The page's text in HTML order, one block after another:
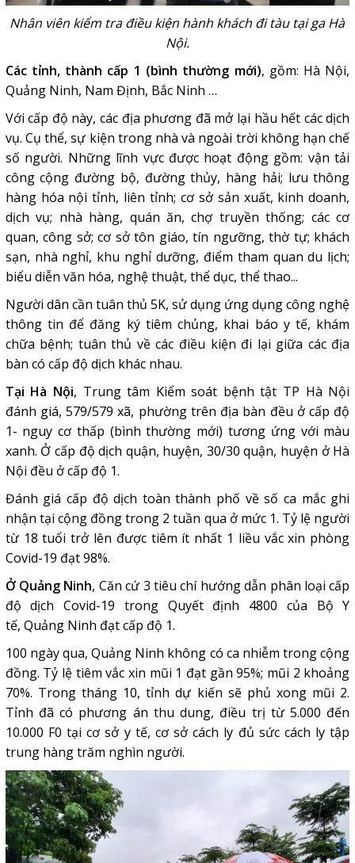
Nhân viên kiểm tra điều kiện hành khách đi tàu tại ga Hà
Nội.
Các tỉnh, thành cấp 1 (bình thường mới), gồm: Hà Nội,
Quảng Ninh, Nam Định, Bắc Ninh …
Với cấp độ này, các địa phương đã mở lại hầu hết các dịch
vụ. Cụ thể, sự kiện trong nhà và ngoài trời không hạn chế
số người. Những lĩnh vực được hoạt động gồm: vận tải
công cộng đường bộ, đường thủy, hàng hải; lưu thông
hàng hóa nội tỉnh, liên tỉnh; cơ sở sản xuất, kinh doanh,
dịch vụ; nhà hàng, quán ăn, chợ truyền thống; các cơ
quan, công sở; cơ sở tôn giáo, tín ngưỡng, thờ tự; khách
sạn, nhà nghỉ, khu nghỉ dưỡng, điểm tham quan du lịch;
biểu diễn văn hóa, nghệ thuật, thể dục, thể thao...
Người dân cần tuân thủ 5K, sử dụng ứng dụng công nghệ
thông tin để đăng ký tiêm chủng, khai báo y tế, khám
chữa bệnh; tuân thủ về các điều kiện đi lại giữa các địa
bàn có cấp độ dịch khác nhau.
Tại Hà Nội, Trung tâm Kiểm soát bệnh tật TP Hà Nội
đánh giá, 579/579 xã, phường trên địa bàn đều ở cấp độ
1- nguy cơ thấp (bình thường mới) tương ứng với màu
xanh. Ở cấp độ dịch quận, huyện, 30/30 quận, huyện ở Hà
Nội đều ở cấp độ 1.
Đánh giá cấp độ dịch toàn thành phố về số ca mắc ghi
nhận tại cộng đồng trong 2 tuần qua ở mức 1. Tỷ lệ người
từ 18 tuổi trở lên được tiêm ít nhất 1 liều vắc xin phòng
Covid-19 đạt 98%.
Ở Quảng Ninh, Căn cứ 3 tiêu chí hướng dẫn phân loại cấp
độ dịch Covid-19 trong Quyết định 4800 của Bộ Y
tế, Quảng Ninh đạt cấp độ 1.
100 ngày qua, Quảng Ninh không có ca nhiễm trong cộng
đồng. Tỷ lệ tiêm vắc xin mũi 1 đạt gần 95%; mũi 2 khoảng
70%. Trong tháng 10, tỉnh dự kiến sẽ phủ xong mũi 2.
Tỉnh đã có phương án thu dung, điều trị từ 5.000 đến
10.000 F0 tại cơ sở y tế, cơ sở cách ly đủ sức cách ly tập
trung hàng trăm nghìn người.